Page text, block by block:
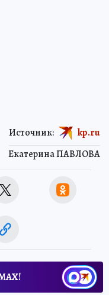
Екатерина ПАВЛОВА
Источник: kp.ru